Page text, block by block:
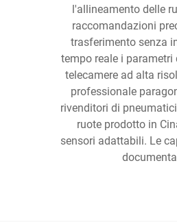
l'allineamento delle
raccomandazioni
trasferimento senza
tempo reale i
telecamere ad alta
professionale
rivenditori di
ruote prodotto in
sensori adattabili. Le